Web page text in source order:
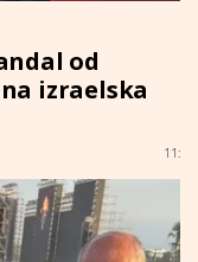
od
izraelska
11: